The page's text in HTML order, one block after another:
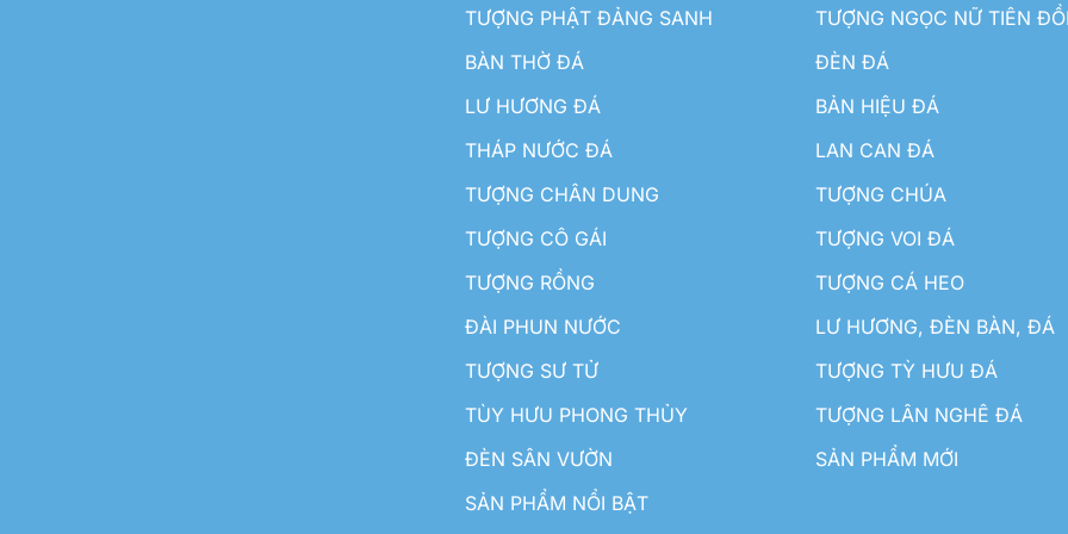
TƯỢNG PHẬT ĐẢNG SANH
TƯỢNG NGỌC NỮ TIÊN
BÀN THỜ ĐÁ
ĐÈN ĐÁ
LƯ HƯƠNG ĐÁ
BẢN HIỆU ĐÁ
THÁP NƯỚC ĐÁ
LAN CAN ĐÁ
TƯỢNG CHÂN DUNG
TƯỢNG CHÚA
TƯỢNG CÔ GÁI
TƯỢNG VOI ĐÁ
TƯỢNG RỒNG
TƯỢNG CÁ HEO
ĐÀI PHUN NƯỚC
LƯ HƯƠNG, ĐÈN BÀN, ĐÁ
TƯỢNG SƯ TỬ
TƯỢNG TỲ HƯU ĐÁ
TÙY HƯU PHONG THỦY
TƯỢNG LÂN NGHÊ ĐÁ
ĐÈN SÂN VƯỜN
SẢN PHẨM MỚI
SẢN PHẨM NỔI BẬT